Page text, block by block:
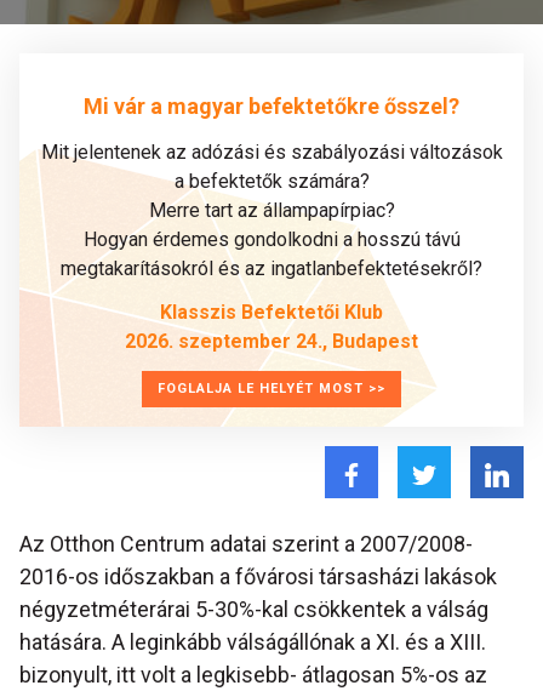
Mi vár a magyar befektetőkre ősszel?
Mit jelentenek az adózási és szabályozási változások
a befektetők számára?
Merre tart az állampapírpiac?
Hogyan érdemes gondolkodni a hosszú távú
megtakarításokról és az ingatlanbefektetésekről?
Klasszis Befektetői Klub
2026. szeptember 24., Budapest
FOGLALJA LE HELYÉT MOST >>
Az Otthon Centrum adatai szerint a 2007/2008-
2016-os időszakban a fővárosi társasházi lakások
négyzetméterárai 5-30%-kal csökkentek a válság
hatására. A leginkább válságállónak a XI. és a XIII.
bizonyult, itt volt a legkisebb- átlagosan 5%-os az